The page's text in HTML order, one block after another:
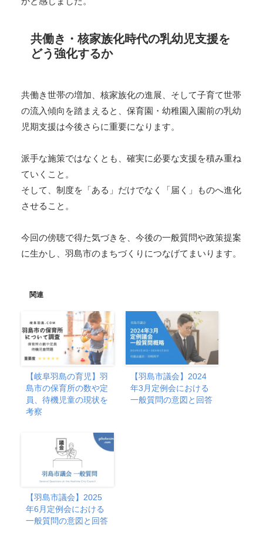
共働き・核家族化時代の乳幼児支援を
どう強化するか
共働き世帯の増加、核家族化の進展、そして子育て世帯
の流入傾向を踏まえると、保育園・幼稚園入園前の乳幼
児期支援は今後さらに重要になります。
派手な施策ではなくとも、確実に必要な支援を積み重ね
ていくこと。
そして、制度を「ある」だけでなく「届く」ものへ進化
させること。
今回の傍聴で得た気づきを、今後の一般質問や政策提案
に生かし、羽島市のまちづくりにつなげてまいります。
関連
【岐阜羽島の育児】羽
島市の保育所の数や定
員、待機児童の現状を
考察
【羽島市議会】2024
年3月定例会における
一般質問の意図と回答
【羽島市議会】2025
年6月定例会における
一般質問の意図と回答